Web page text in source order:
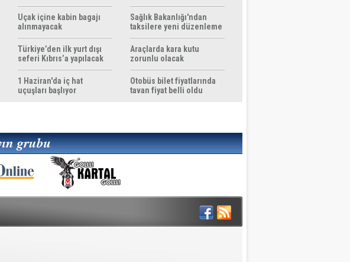
Uçak içine kabin bagajı
alınmayacak
Türkiye’den ilk yurt dışı
seferi Kıbrıs’a yapılacak
1 Haziran'da iç hat
uçuşları başlıyor
Sağlık Bakanlığı'ndan
taksilere yeni düzenleme
Araçlarda kara kutu
zorunlu olacak
Otobüs bilet fiyatlarında
tavan fiyat belli oldu